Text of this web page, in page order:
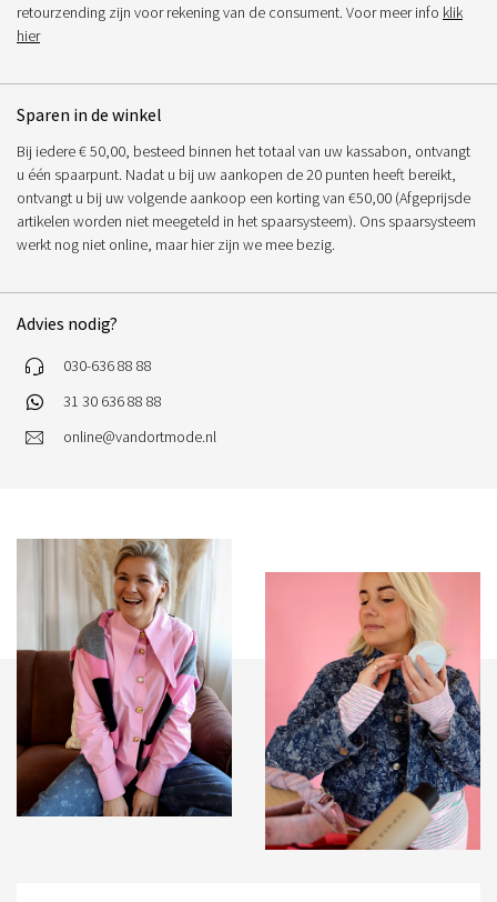
retourzending zijn voor rekening van de consument. Voor meer info klik
hier
Sparen in de winkel
Bij iedere € 50,00, besteed binnen het totaal van uw kassabon, ontvangt
u één spaarpunt. Nadat u bij uw aankopen de 20 punten heeft bereikt,
ontvangt u bij uw volgende aankoop een korting van €50,00 (Afgeprijsde
artikelen worden niet meegeteld in het spaarsysteem). Ons spaarsysteem
werkt nog niet online, maar hier zijn we mee bezig.
Advies nodig?
030-636 88 88
31 30 636 88 88
online@vandortmode.nl